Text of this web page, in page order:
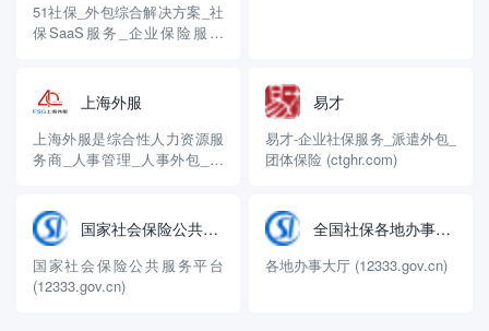
51社保_外包综合解决方案_社
保SaaS服务_企业保险服务
上海外服
上海外服是综合性人力资源服
务商_人事管理_人事外包_人
易才
易才-企业社保服务_派遣外包_
团体保险 (ctghr.com)
国家社会保险公共服务平台
国家社会保险公共服务平台
(12333.gov.cn)
全国社保各地办事大厅
各地办事大厅 (12333.gov.cn)